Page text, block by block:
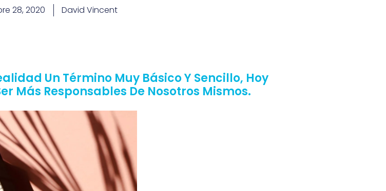
28, 2020 David Vincent
Un Término Muy Básico Y Sencillo, Hoy
Más Responsables De Nosotros Mismos.